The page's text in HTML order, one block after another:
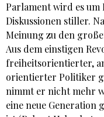
Parlament wird es
Diskussionen stiller.
Meinung zu den
Aus dem einstigen
freiheitsorientierter,
orientierter Politiker
nimmt er nicht mehr
eine neue Generation